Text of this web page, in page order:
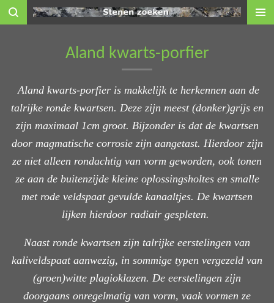
Ga
hoofdinhoud
Aland kwarts-porfier
Aland kwarts-porfier is makkelijk te herkennen aan de
talrijke ronde kwartsen. Deze zijn meest (donker)grijs en
zijn maximaal 1cm groot. Bijzonder is dat de kwartsen
door magmatische corrosie zijn aangetast. Hierdoor zijn
ze niet alleen rondachtig van vorm geworden, ook tonen
ze aan de buitenzijde kleine oplossingsholtes en smalle
met rode veldspaat gevulde kanaaltjes. De kwartsen
lijken hierdoor radiair gespleten.
Naast ronde kwartsen zijn talrijke eerstelingen van
kaliveldspaat aanwezig, in sommige typen vergezeld van
(groen)witte plagioklazen. De eerstelingen zijn
doorgaans onregelmatig van vorm, vaak vormen ze